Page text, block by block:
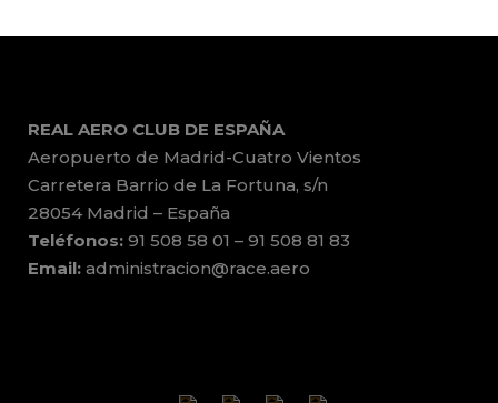
REAL AERO CLUB DE ESPAÑA
Aeropuerto de Madrid-Cuatro Vientos
Carretera Barrio de La Fortuna, s/n
28054 Madrid – España
Teléfonos: 91 508 58 01 – 91 508 81 83
Email: administracion@race.aero